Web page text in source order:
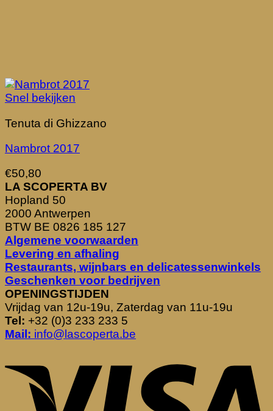
Snel bekijken
Tenuta di Ghizzano
Nambrot 2017
€50,80
LA SCOPERTA BV
Hopland 50
2000 Antwerpen
BTW BE 0826 185 127
Algemene voorwaarden
Levering en afhaling
Restaurants, wijnbars en delicatessenwinkels
Geschenken voor bedrijven
OPENINGSTIJDEN
Vrijdag van 12u-19u, Zaterdag van 11u-19u
Tel: +32 (0)3 233 233 5
Mail: info@lascoperta.be